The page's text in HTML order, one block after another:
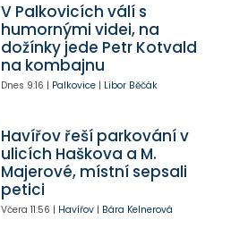
V Palkovicích válí s
humornými videi, na
dožínky jede Petr Kotvald
na kombajnu
Dnes 9:16 | Palkovice| Libor Běčák
Havířov řeší parkování v
ulicích Haškova a M.
Majerové, místní sepsali
petici
Včera 11:56 | Havířov| Bára Kelnerová